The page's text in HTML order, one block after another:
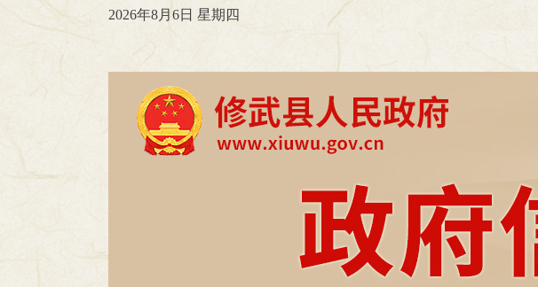
2026年8月6日 星期四